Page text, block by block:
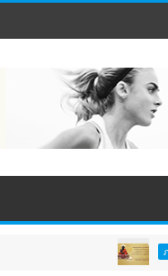
ภาพข่าวประชาสัมพันธ์